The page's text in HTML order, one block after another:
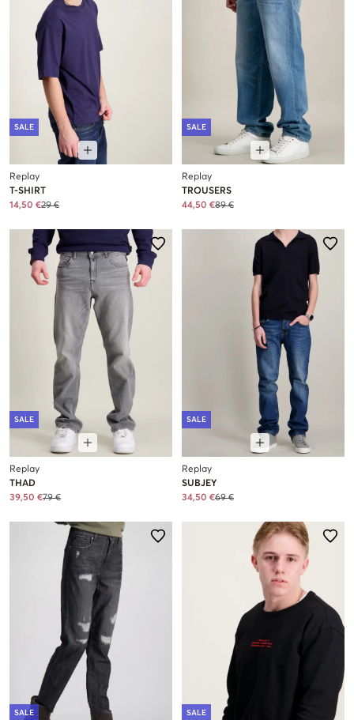
SALE
Replay
T-SHIRT
14,50 €29 €
SALE
Replay
TROUSERS
44,50 €89 €
SALE
Replay
THAD
39,50 €79 €
SALE
Replay
SUBJEY
34,50 €69 €
SALE SALE